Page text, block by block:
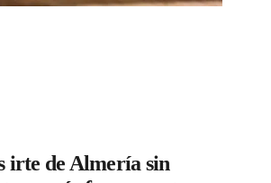
irte de Almería sin